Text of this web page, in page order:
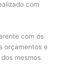
com
com os
orçamentos e
mesmos.